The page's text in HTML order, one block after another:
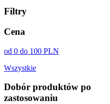
Filtry
Cena
od 0 do 100 PLN
Wszystkie
Dobór produktów po
zastosowaniu